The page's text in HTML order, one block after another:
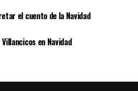
el cuento de la Navidad
en Navidad